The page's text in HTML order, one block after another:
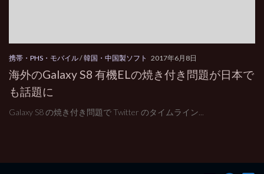
携帯・PHS・モバイル/韓国・中国製ソフト 2017年6月8日
海外のGalaxy S8 有機ELの焼き付き問題が日本で
も話題に
Galaxy S8 の焼き付き問題で Twitter のタイムライン...